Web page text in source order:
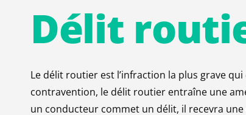
Délit
Le délit routier est l’infraction la plus grave
contravention, le délit routier entraîne une
un conducteur commet un délit, il recevra